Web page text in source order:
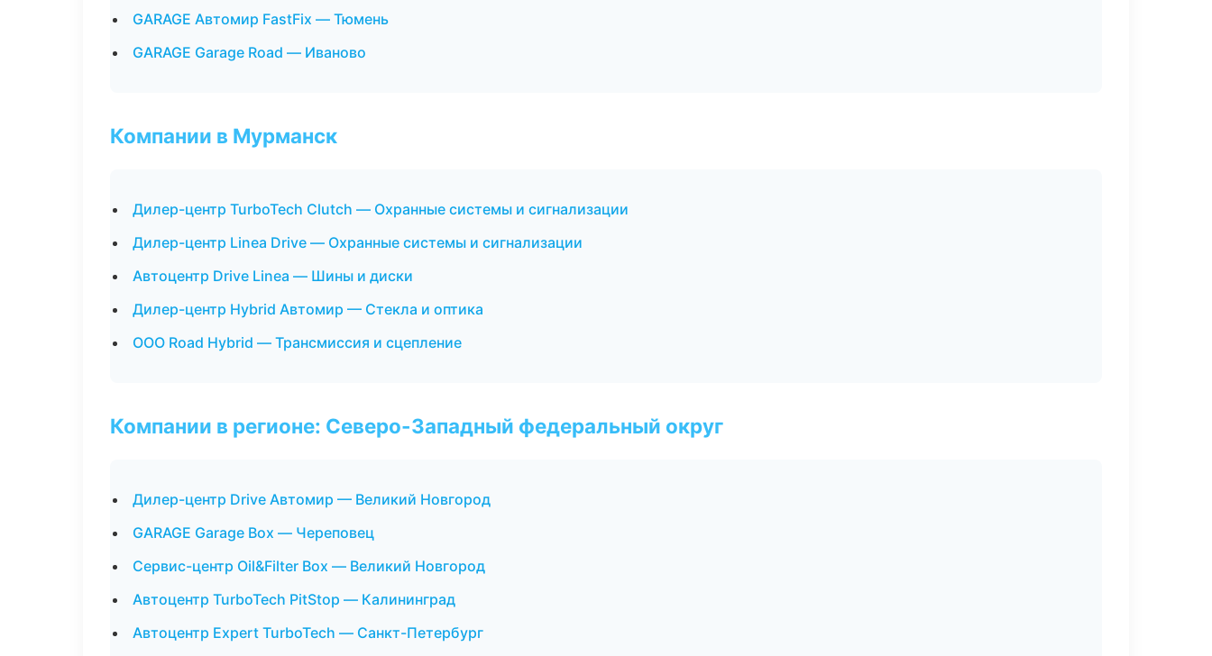
GARAGE Автомир FastFix — Тюмень
GARAGE Garage Road — Иваново
Компании в Мурманск
Дилер-центр TurboTech Clutch — Охранные системы и сигнализации
Дилер-центр Linea Drive — Охранные системы и сигнализации
Автоцентр Drive Linea — Шины и диски
Дилер-центр Hybrid Автомир — Стекла и оптика
ООО Road Hybrid — Трансмиссия и сцепление
Компании в регионе: Северо-Западный федеральный округ
Дилер-центр Drive Автомир — Великий Новгород
GARAGE Garage Box — Череповец
Сервис-центр Oil&Filter Box — Великий Новгород
Автоцентр TurboTech PitStop — Калининград
Автоцентр Expert TurboTech — Санкт-Петербург